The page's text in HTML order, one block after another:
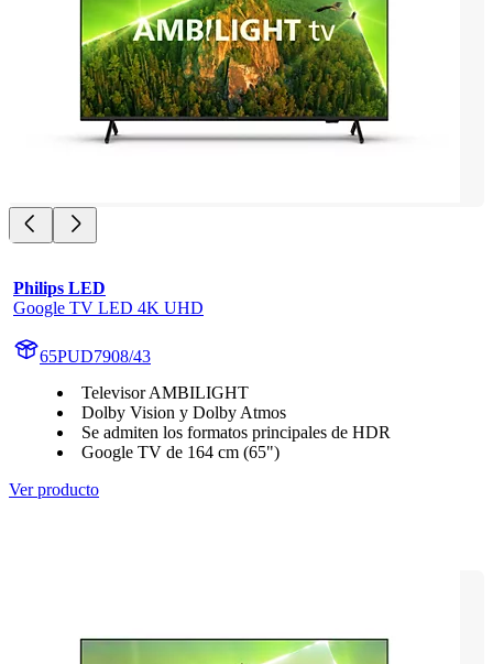
Philips LED
Google TV LED 4K UHD
65PUD7908/43
Televisor AMBILIGHT
Dolby Vision y Dolby Atmos
Se admiten los formatos principales de HDR
Google TV de 164 cm (65")
Ver producto